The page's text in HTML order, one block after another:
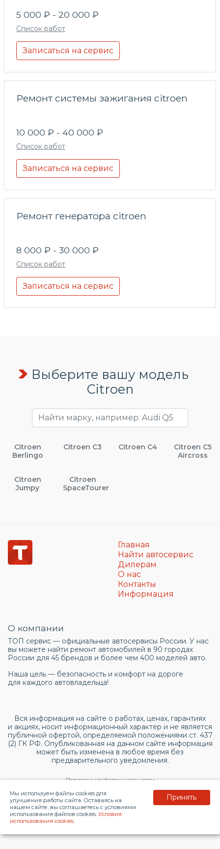
5 000 ₽ - 20 000 ₽
Список работ
Записаться на сервис
Ремонт системы зажигания citroen
10 000 ₽ - 40 000 ₽
Список работ
Записаться на сервис
Ремонт генератора citroen
8 000 ₽ - 30 000 ₽
Список работ
Записаться на сервис
Выберите вашу модель
Citroen
Citroen
Berlingo
Citroen C3 Citroen C4
Citroen C5
Aircross
Citroen
Jumpy
Citroen
SpaceTourer
Главная
Найти автосервис
Дилерам
О нас
Контакты
Информация
О компании
ТОП сервис — официальные автосервисы России. У нас
вы можете найти ремонт автомобилей в 90 городах
России для 45 брендов и более чем 400 моделей авто.
Наша цель — безопасность и комфорт на дороге
для каждого автовладельца!
Вся информация на сайте о работах, ценах, гарантиях
и акциях, носит информационный характер и не является
публичной офертой, определяемой положениями ст. 437
(2) ГК РФ. Опубликованная на данном сайте информация
может быть изменена в любое время без
предварительного уведомления.
Политика конфиденциальности
Согласие на обработку персональных данных
© 2026 topservice.su
Мы используем файлы cookies для
улучшения работы сайта. Оставаясь на
нашем сайте, вы соглашаетесь с условиями
использования файлов cookies. Условия
использования cookies.
Принять